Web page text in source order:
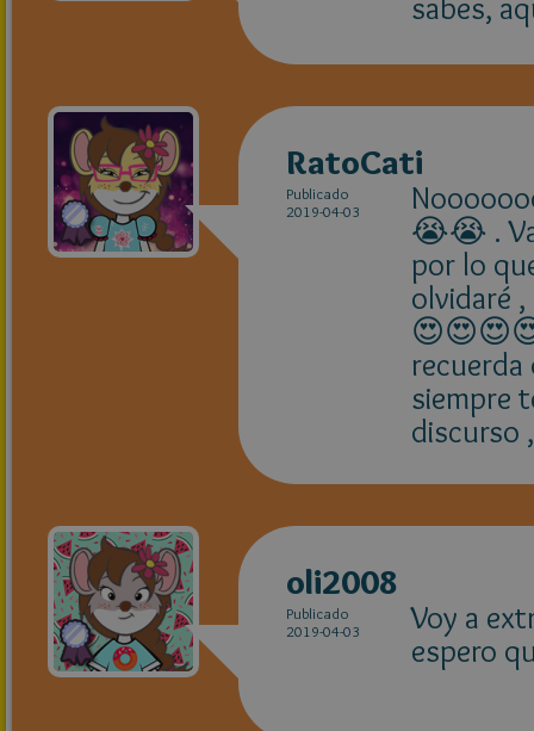
RatoCati
Publicado
2019-04-03
😭😭 .
por lo
olvidaré
siempre
discurso
oli2008
Publicado
2019-04-03
Voy a
espero